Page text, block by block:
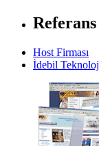
Host Firması
İdebil